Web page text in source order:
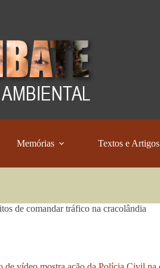
Memórias Textos e Artigos
de comandar tráfico na cracolândia